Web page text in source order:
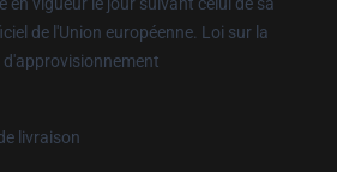
de l'Union européenne. Loi sur la
livraison